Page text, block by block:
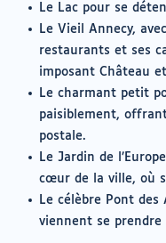
Le Lac pour se
Le Vieil Annecy,
restaurants et ses
imposant Château
Le charmant petit
paisiblement,
postale.
Le Jardin de
cœur de la ville, où
Le célèbre Pont
viennent se prendre